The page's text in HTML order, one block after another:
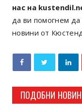
нас на
да ви помогнем да
новини от
ПОДОБНИ